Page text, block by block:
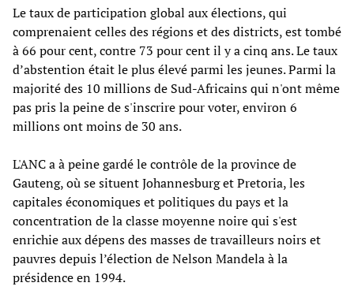
Le taux de participation global aux élections, qui
comprenaient celles des régions et des districts, est tombé
à 66 pour cent, contre 73 pour cent il y a cinq ans. Le taux
d’abstention était le plus élevé parmi les jeunes. Parmi la
majorité des 10 millions de Sud-Africains qui n'ont même
pas pris la peine de s'inscrire pour voter, environ 6
millions ont moins de 30 ans.
L'ANC a à peine gardé le contrôle de la province de
Gauteng, où se situent Johannesburg et Pretoria, les
capitales économiques et politiques du pays et la
concentration de la classe moyenne noire qui s'est
enrichie aux dépens des masses de travailleurs noirs et
pauvres depuis l’élection de Nelson Mandela à la
présidence en 1994.